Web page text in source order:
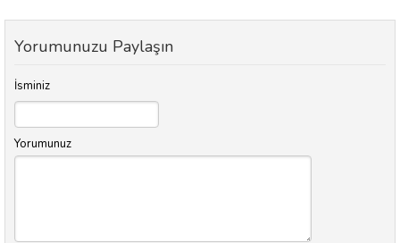
Yorumunuzu Paylaşın
İsminiz
Yorumunuz